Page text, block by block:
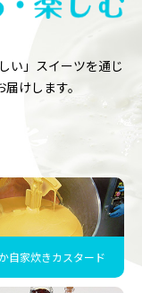
い」スイーツを通じ
けします。
自家炊きカスタード